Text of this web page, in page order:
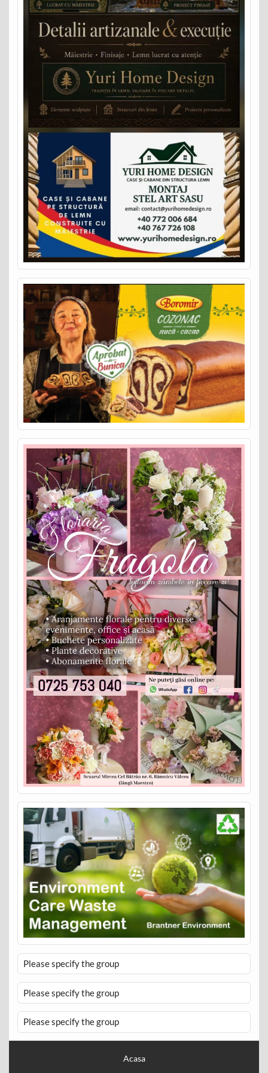
Please specify the group
Please specify the group
Please specify the group
Acasa